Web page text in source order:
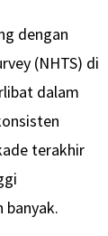
dengan
(NHTS) di
dalam
terakhir
banyak.